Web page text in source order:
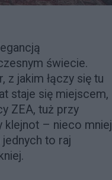
świecie.
z jakim łączy się tu
staje się miejscem,
ZEA, tuż przy
klejnot – nieco mniej
to raj